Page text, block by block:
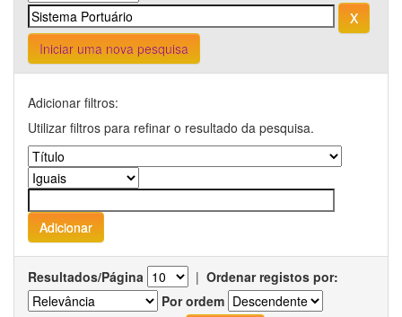
Iniciar uma nova pesquisa
Adicionar filtros:
Utilizar filtros para refinar o resultado da pesquisa.
Resultados/Página | Ordenar registos por:
Por ordem